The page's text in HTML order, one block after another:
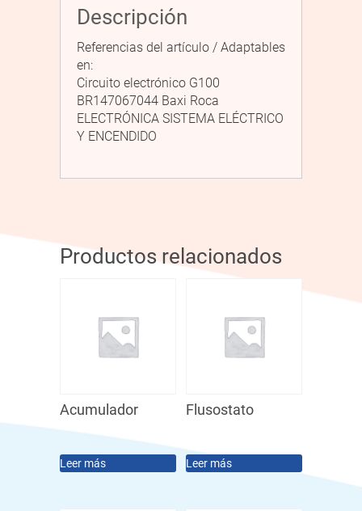
Descripción
Referencias del artículo / Adaptables
en:
Circuito electrónico G100
BR147067044 Baxi Roca
ELECTRÓNICA SISTEMA ELÉCTRICO
Y ENCENDIDO
Productos relacionados
Acumulador
Leer más
Flusostato
Leer más